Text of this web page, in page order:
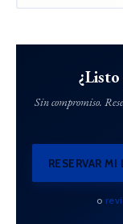
Sin compromiso.
RESERVAR MI
o